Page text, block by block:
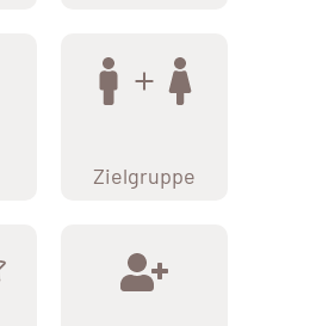
Zielgruppe